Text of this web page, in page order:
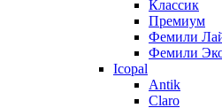
Классик
Премиум
Фемили
Фемили
Icopal
Antik
Claro